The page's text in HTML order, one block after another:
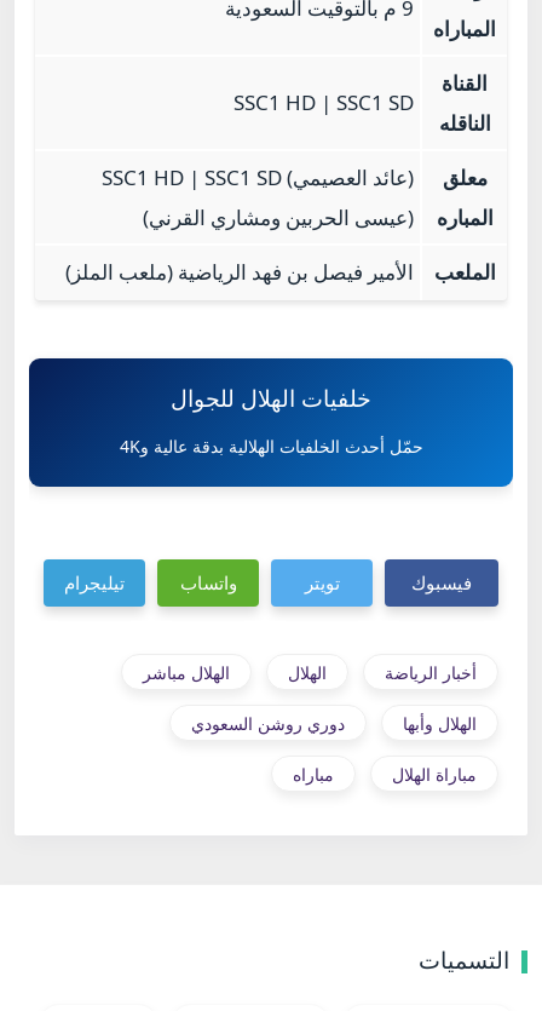
المباراه
9 م بالتوقيت السعودية
القناة
الناقله
SSC1 HD | SSC1 SD
معلق
المباره
(عائد العصيمي) SSC1 HD | SSC1 SD
(عيسى الحربين ومشاري القرني)
الملعب
الأمير فيصل بن فهد الرياضية (ملعب الملز)
خلفيات الهلال للجوال
حمّل أحدث الخلفيات الهلالية بدقة عالية و4K
فيسبوك تويتر واتساب تيليجرام
أخبار الرياضة الهلال الهلال مباشر
الهلال وأبها دوري روشن السعودي
مباراة الهلال مباراه
التسميات